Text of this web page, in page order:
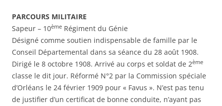
PARCOURS MILITAIRE
Sapeur – 10ème Régiment du Génie
Désigné comme soutien indispensable de famille par le
Conseil Départemental dans sa séance du 28 août 1908.
Dirigé le 8 octobre 1908. Arrivé au corps et soldat de 2ème
classe le dit jour. Réformé N°2 par la Commission spéciale
d’Orléans le 24 février 1909 pour « Favus ». N’est pas tenu
de justifier d’un certificat de bonne conduite, n’ayant pas